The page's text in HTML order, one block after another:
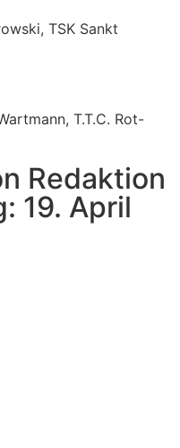
TSK Sankt
T.T.C. Rot-
Redaktion
19. April